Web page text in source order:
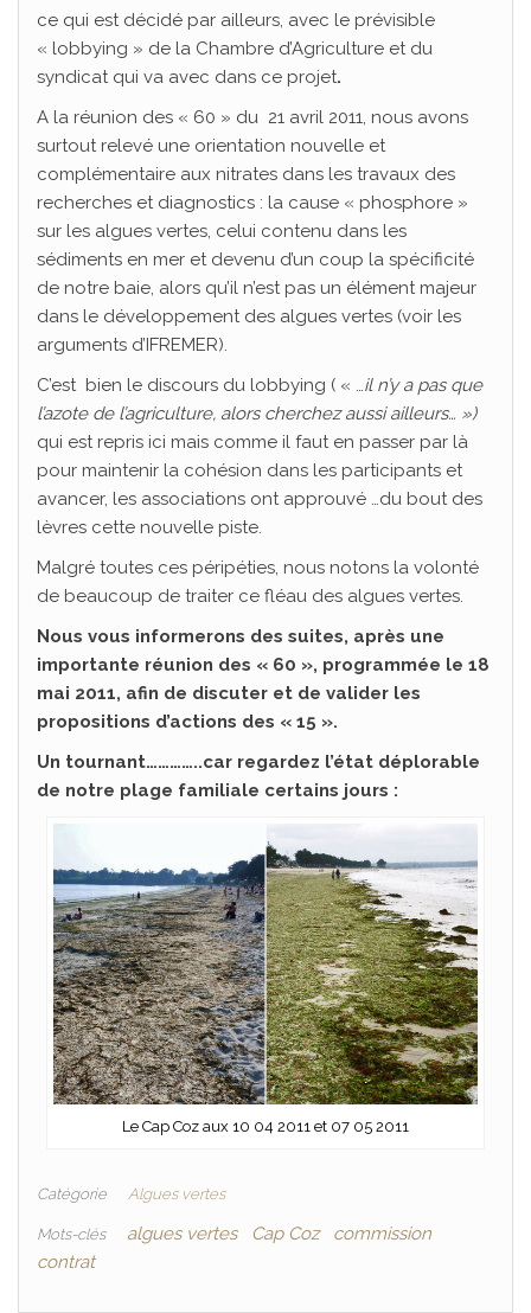
ce qui est décidé par ailleurs, avec le prévisible
« lobbying » de la Chambre d’Agriculture et du
syndicat qui va avec dans ce projet.
A la réunion des « 60 » du 21 avril 2011, nous avons
surtout relevé une orientation nouvelle et
complémentaire aux nitrates dans les travaux des
recherches et diagnostics : la cause « phosphore »
sur les algues vertes, celui contenu dans les
sédiments en mer et devenu d’un coup la spécificité
de notre baie, alors qu’il n’est pas un élément majeur
dans le développement des algues vertes (voir les
arguments d’IFREMER).
C’est bien le discours du lobbying ( « …il n’y a pas que
l’azote de l’agriculture, alors cherchez aussi ailleurs… »)
qui est repris ici mais comme il faut en passer par là
pour maintenir la cohésion dans les participants et
avancer, les associations ont approuvé …du bout des
lèvres cette nouvelle piste.
Malgré toutes ces péripéties, nous notons la volonté
de beaucoup de traiter ce fléau des algues vertes.
Nous vous informerons des suites, après une
importante réunion des « 60 », programmée le 18
mai 2011, afin de discuter et de valider les
propositions d’actions des « 15 ».
Un tournant…………..car regardez l’état déplorable
de notre plage familiale certains jours :
Le Cap Coz aux 10 04 2011 et 07 05 2011
Catégorie Algues vertes
Mots-clés algues vertes Cap Coz
commission
contrat